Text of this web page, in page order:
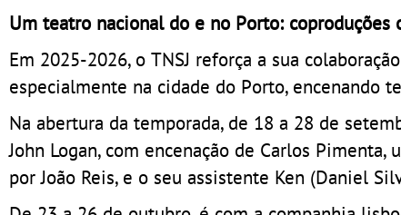
Um teatro nacional do e no Porto:
Em 2025-2026, o TNSJ reforça a sua
especialmente na cidade do Porto, encenando
Na abertura da temporada, de 18 a 28 de
John Logan, com encenação de Carlos
por João Reis, e o seu assistente Ken (Daniel